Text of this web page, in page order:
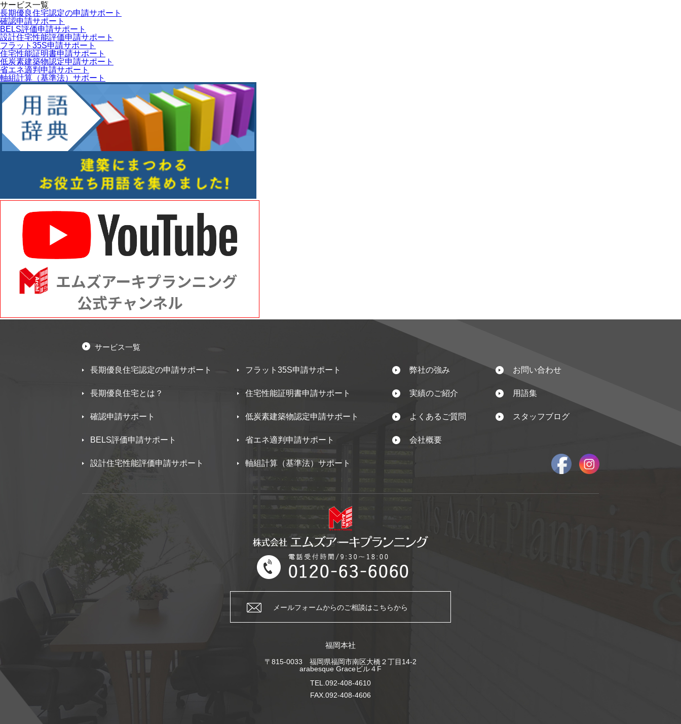
サービス一覧
長期優良住宅認定の申請サポート
確認申請サポート
BELS評価申請サポート
設計住宅性能評価申請サポート
フラット35S申請サポート
住宅性能証明書申請サポート
低炭素建築物認定申請サポート
省エネ適判申請サポート
軸組計算（基準法）サポート
サービス一覧
長期優良住宅認定の申請サポート
長期優良住宅とは？
確認申請サポート
BELS評価申請サポート
設計住宅性能評価申請サポート
フラット35S申請サポート
住宅性能証明書申請サポート
低炭素建築物認定申請サポート
省エネ適判申請サポート
軸組計算（基準法）サポート
弊社の強み
実績のご紹介
よくあるご質問
会社概要
お問い合わせ
用語集
スタッフブログ
メールフォームからのご相談はこちらから
福岡本社
〒815-0033 福岡県福岡市南区大橋２丁目14-2
arabesque Graceビル４F
TEL.092-408-4610
FAX.092-408-4606